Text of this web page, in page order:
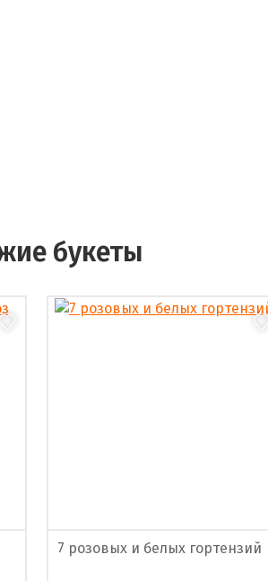
букеты
7 розовых и белых гортензий